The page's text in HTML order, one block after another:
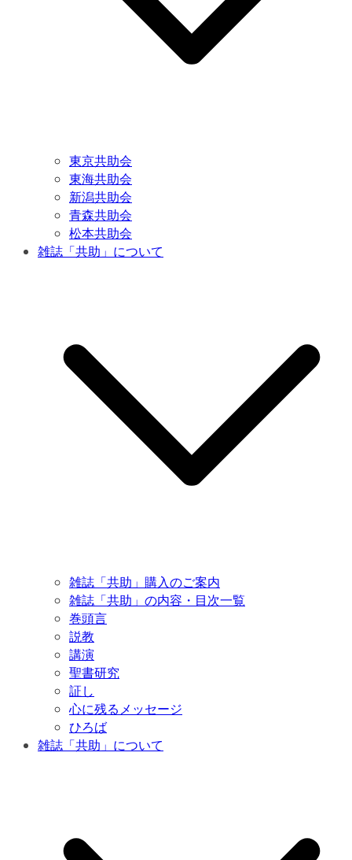
東京共助会
東海共助会
新潟共助会
青森共助会
松本共助会
雑誌「共助」について
雑誌「共助」購入のご案内
雑誌「共助」の内容・目次一覧
巻頭言
説教
講演
聖書研究
証し
心に残るメッセージ
ひろば
雑誌「共助」について